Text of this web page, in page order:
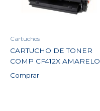
Cartuchos
CARTUCHO DE TONER
COMP CF412X AMARELO
Comprar